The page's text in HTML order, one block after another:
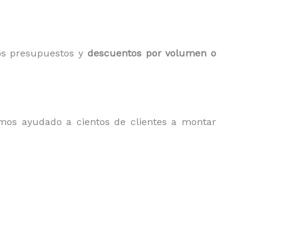
presupuestos y descuentos por volumen o
ayudado a cientos de clientes a montar